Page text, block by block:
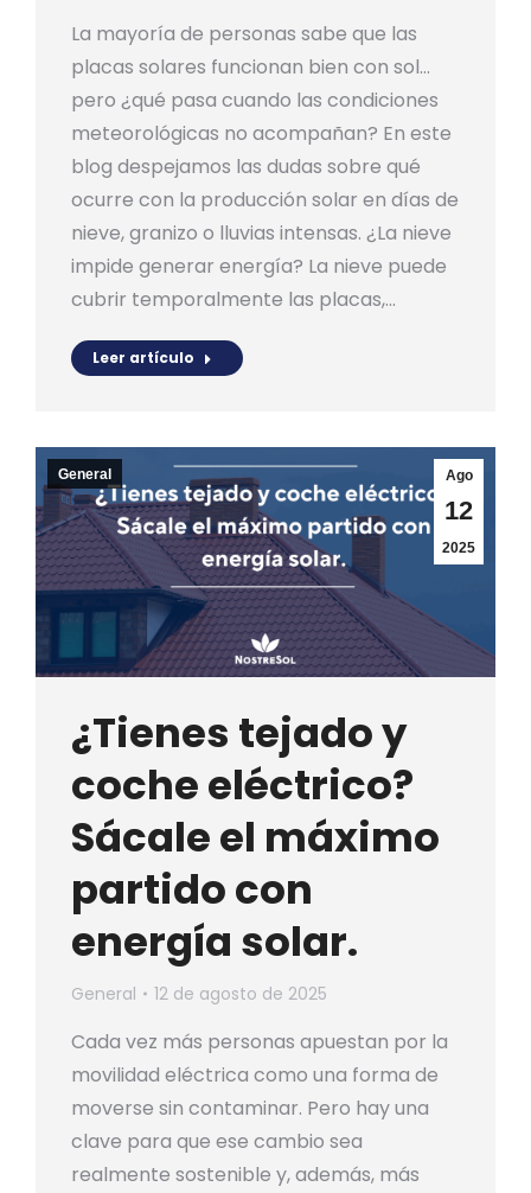
La mayoría de personas sabe que las
placas solares funcionan bien con sol…
pero ¿qué pasa cuando las condiciones
meteorológicas no acompañan? En este
blog despejamos las dudas sobre qué
ocurre con la producción solar en días de
nieve, granizo o lluvias intensas. ¿La nieve
impide generar energía? La nieve puede
cubrir temporalmente las placas,…
Leer artículo
Ago
12
2025
General
¿Tienes tejado y
coche eléctrico?
Sácale el máximo
partido con
energía solar.
General 12 de agosto de 2025
Cada vez más personas apuestan por la
movilidad eléctrica como una forma de
moverse sin contaminar. Pero hay una
clave para que ese cambio sea
realmente sostenible y, además, más